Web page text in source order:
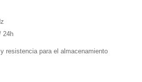
24h
resistencia para el almacenamiento